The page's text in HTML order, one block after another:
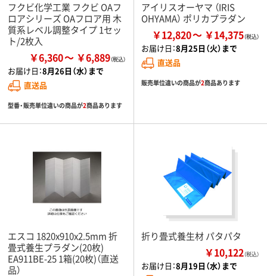
フクビ化学工業 フクビ OAフ
ロアシリーズ OAフロア用 木
質系レベル調整タイプ 1セッ
ト/2枚入
￥6,360 ￥6,889
お届け日：8月26日（水）まで
直送品
型番・販売単位違いの商品が2商品あります
アイリスオーヤマ （IRIS
OHYAMA） ポリカプラダン
￥12,820 ￥14,375
お届け日：8月25日（火）まで
直送品
販売単位違いの商品が2商品あります
エスコ 1820x910x2.5mm 折
畳式養生プラダン(20枚)
EA911BE-25 1箱(20枚)（直送
品）
折り畳式養生材 パタパタ
￥10,122（税込）
お届け日：8月19日（水）まで